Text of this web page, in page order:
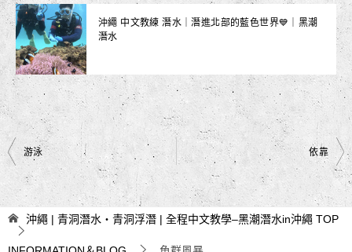
沖繩 中文教練 潛水｜潛進北部的藍色世界💙｜黑潮
潛水
文
導
覽
游泳 依靠
沖繩 | 青洞潛水・青洞浮潛 | 全程中文教學–黑潮潛水in沖繩 TOP